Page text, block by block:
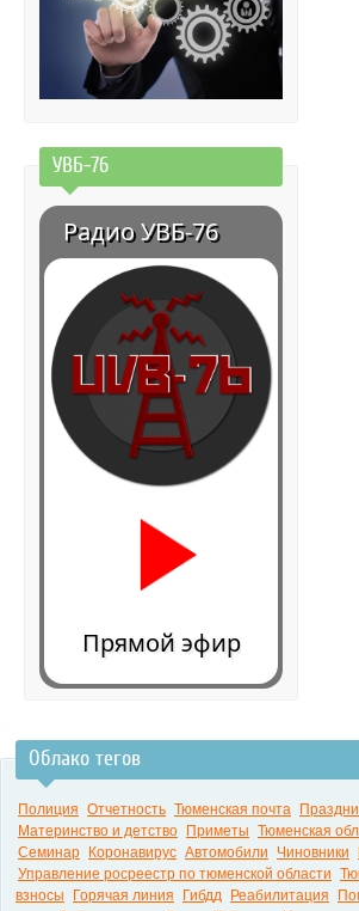
УВБ-76
Радио УВБ-76
Прямой эфир
Облако тегов
Полиция Отчетность Тюменская почта
Материнство и детство
Приметы Тюменская
Семинар
Коронавирус Автомобили Чиновники
Управление росреестр по тюменской области
взносы
Горячая линия Гибдд Реабилитация